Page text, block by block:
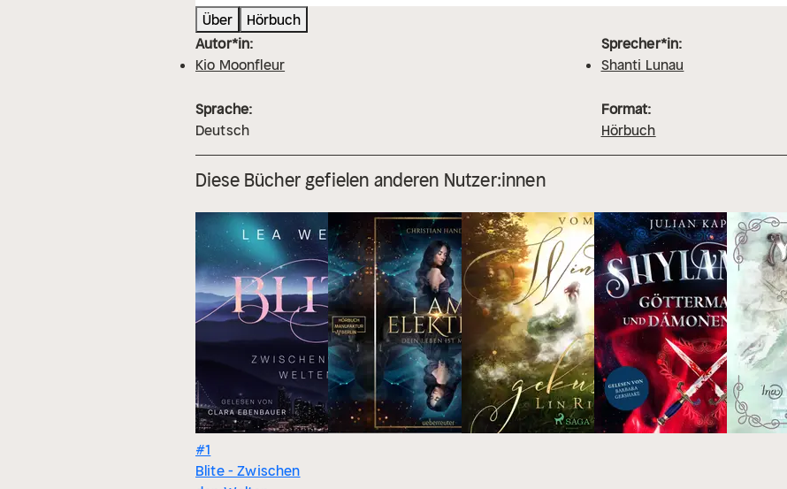
Über
Hörbuch
Autor*in:
Kio Moonfleur
Sprecher*in:
Shanti Lunau
Sprache:
Deutsch
Format:
Hörbuch
Diese Bücher gefielen anderen Nutzer:innen
#1
Blite - Zwischen